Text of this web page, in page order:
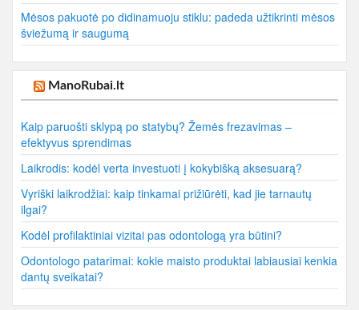
Mėsos pakuotė po didinamuoju stiklu: padeda užtikrinti mėsos
šviežumą ir saugumą
ManoRubai.lt
Kaip paruošti sklypą po statybų? Žemės frezavimas –
efektyvus sprendimas
Laikrodis: kodėl verta investuoti į kokybišką aksesuarą?
Vyriški laikrodžiai: kaip tinkamai prižiūrėti, kad jie tarnautų
ilgai?
Kodėl profilaktiniai vizitai pas odontologą yra būtini?
Odontologo patarimai: kokie maisto produktai labiausiai kenkia
dantų sveikatai?